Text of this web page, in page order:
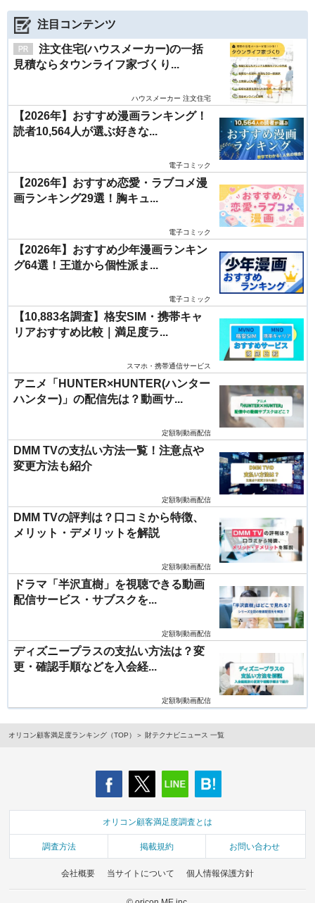
注目コンテンツ
注文住宅(ハウスメーカー)の一括
見積ならタウンライフ家づくり...
ハウスメーカー 注文住宅
【2026年】おすすめ漫画ランキング！
読者10,564人が選ぶ好きな...
電子コミック
【2026年】おすすめ恋愛・ラブコメ漫
画ランキング29選！胸キュ...
電子コミック
【2026年】おすすめ少年漫画ランキン
グ64選！王道から個性派ま...
電子コミック
【10,883名調査】格安SIM・携帯キャ
リアおすすめ比較｜満足度ラ...
スマホ・携帯通信サービス
アニメ「HUNTER×HUNTER(ハンター
ハンター)」の配信先は？動画サ...
定額制動画配信
DMM TVの支払い方法一覧！注意点や
変更方法も紹介
定額制動画配信
DMM TVの評判は？口コミから特徴、
メリット・デメリットを解説
定額制動画配信
ドラマ「半沢直樹」を視聴できる動画
配信サービス・サブスクを...
定額制動画配信
ディズニープラスの支払い方法は？変
更・確認手順などを入会経...
定額制動画配信
オリコン顧客満足度ランキング（TOP） 財テクナビニュース 一覧
オリコン顧客満足度調査とは
調査方法 掲載規約 お問い合わせ
会社概要 当サイトについて 個人情報保護方針